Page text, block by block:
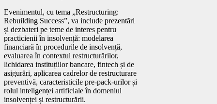
Evenimentul, cu tema „Restructuring:
Rebuilding Success”, va include prezentări
și dezbateri pe teme de interes pentru
practicienii în insolvență: modelarea
financiară în procedurile de insolvență,
evaluarea în contextul restructurărilor,
lichidarea instituțiilor bancare, fintech și de
asigurări, aplicarea cadrelor de restructurare
preventivă, caracteristicile pre-pack-urilor și
rolul inteligenței artificiale în domeniul
insolvenței și restructurării.